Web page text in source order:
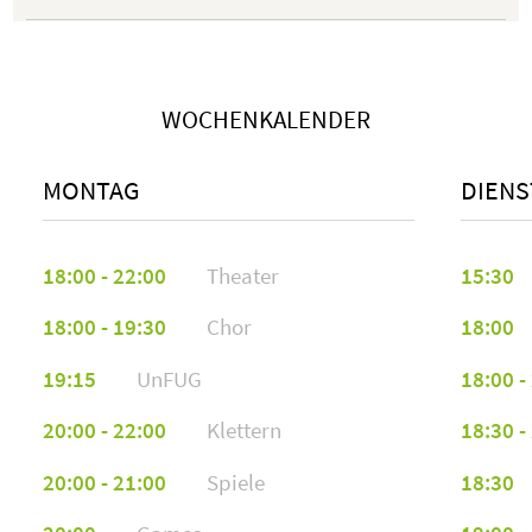
Lotta Griesinger
lgr59881@stud.hs-furtwangen.de
Tadiwanashe Vumbunu
tvu45685@stud.hs-furtwangen.de
Carolin Nicola Willa
WOCHENKALENDER
MONTAG
18:00 - 22:00
Theater
18:00 - 19:30
Chor
19:15
UnFUG
20:00 - 22:00
Klettern
20:00 - 21:00
Spiele
15:30
18:00
18:00
18:30
18:30